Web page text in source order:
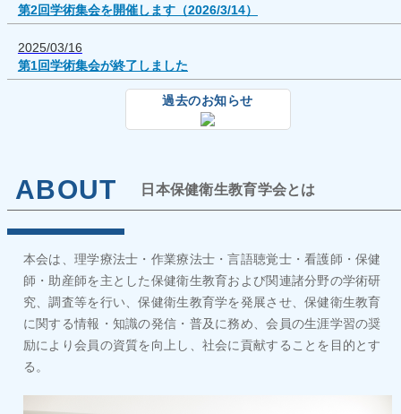
第2回学術集会を開催します（2026/3/14）
2025/03/16
第1回学術集会が終了しました
新入会特別措置により2024年度の年会費が免除
第1回学術集会のWebページを開設しました
2024/01/31
金田嘉清理事長の挨拶
過去のお知らせ
ABOUT 日本保健衛生教育学会とは
本会は、理学療法士・作業療法士・言語聴覚士・看護師・保健
師・助産師を主とした保健衛生教育および関連諸分野の学術研
究、調査等を行い、保健衛生教育学を発展させ、保健衛生教育
に関する情報・知識の発信・普及に務め、会員の生涯学習の奨
励により会員の資質を向上し、社会に貢献することを目的とす
る。